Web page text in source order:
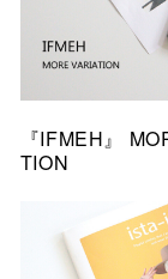
『IFMEH』
TION